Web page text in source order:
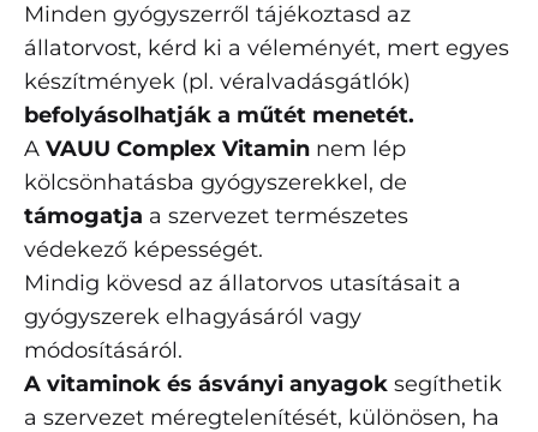
Minden gyógyszerről tájékoztasd az
állatorvost, kérd ki a véleményét, mert egyes
készítmények (pl. véralvadásgátlók)
befolyásolhatják a műtét menetét.
A VAUU Complex Vitamin nem lép
kölcsönhatásba gyógyszerekkel, de
támogatja a szervezet természetes
védekező képességét.
Mindig kövesd az állatorvos utasításait a
gyógyszerek elhagyásáról vagy
módosításáról.
A vitaminok és ásványi anyagok segíthetik
a szervezet méregtelenítését, különösen, ha